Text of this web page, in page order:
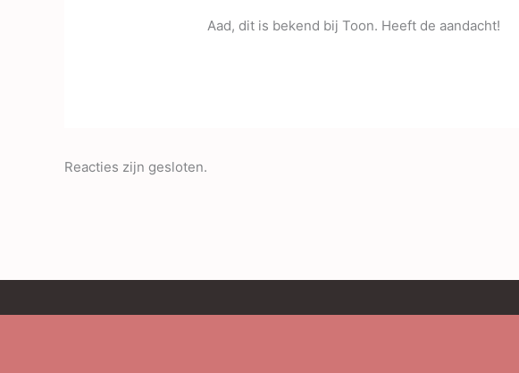
Aad, dit is bekend bij Toon. Heeft de aandacht!
Reacties zijn gesloten.